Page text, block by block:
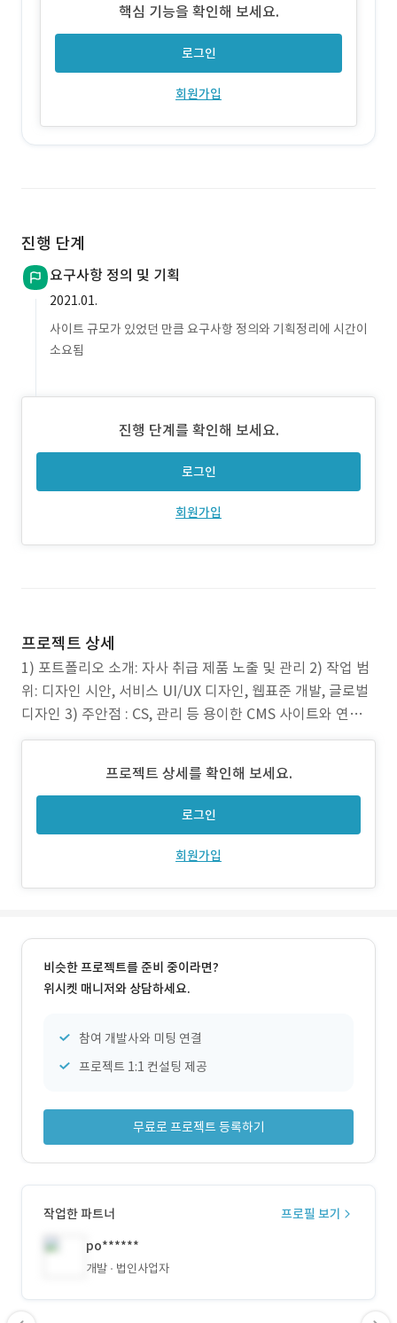
핵심 기능을 확인해 보세요.
로그인
회원가입
진행 단계
요구사항 정의 및 기획
2021.01.
사이트 규모가 있었던 만큼 요구사항 정의와 기획정리에 시간이
소요됨
진행 단계를 확인해 보세요.
로그인
회원가입
프로젝트 상세
1) 포트폴리오 소개: 자사 취급 제품 노출 및 관리 2) 작업 범
위: 디자인 시안, 서비스 UI/UX 디자인, 웹표준 개발, 글로벌
디자인 3) 주안점 : CS, 관리 등 용이한 CMS 사이트와 연계된
브랜드 사이트 구축 지속적인 관리 운영 중
프로젝트 상세를 확인해 보세요.
로그인
회원가입
비슷한 프로젝트를 준비 중이라면?
위시켓 매니저와 상담하세요.
참여 개발사와 미팅 연결
프로젝트 1:1 컨설팅 제공
무료로 프로젝트 등록하기
작업한 파트너
프로필 보기
po******
개발 법인사업자